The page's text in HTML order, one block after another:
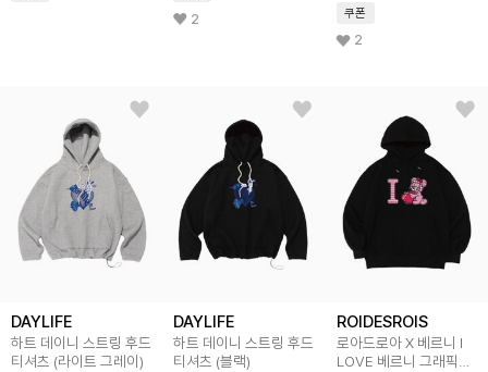
2 쿠폰
2
DAYLIFE
하트 데이니 스트링 후드
티셔츠 (라이트 그레이)
DAYLIFE
하트 데이니 스트링 후드
티셔츠 (블랙)
ROIDESROIS
로아드로아 X 베르니 I
LOVE 베르니 그래픽